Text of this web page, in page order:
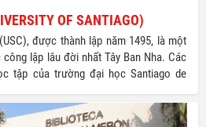
OF SANTIAGO)
được thành lập năm 1495, là một
lập lâu đời nhất Tây Ban Nha. Các
tập của trường đại học Santiago de
– phía Tây Bắc của Tây Ban Nha